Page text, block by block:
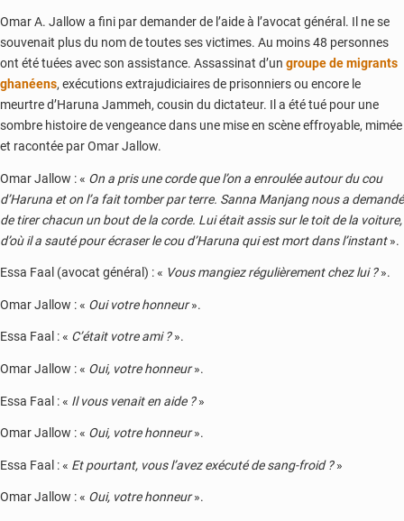
Omar A. Jallow a fini par demander de l’aide à l’avocat général. Il ne se
souvenait plus du nom de toutes ses victimes. Au moins 48 personnes
ont été tuées avec son assistance. Assassinat d’un groupe de migrants
ghanéens, exécutions extrajudiciaires de prisonniers ou encore le
meurtre d’Haruna Jammeh, cousin du dictateur. Il a été tué pour une
sombre histoire de vengeance dans une mise en scène effroyable, mimée
et racontée par Omar Jallow.
Omar Jallow : « On a pris une corde que l’on a enroulée autour du cou
d’Haruna et on l’a fait tomber par terre. Sanna Manjang nous a demandé
de tirer chacun un bout de la corde. Lui était assis sur le toit de la voiture,
d’où il a sauté pour écraser le cou d’Haruna qui est mort dans l’instant».
Essa Faal (avocat général) : « Vous mangiez régulièrement chez lui ?».
Omar Jallow : « Oui votre honneur».
Essa Faal : « C’était votre ami ?».
Omar Jallow : « Oui, votre honneur».
Essa Faal : « Il vous venait en aide ?»
Omar Jallow : « Oui, votre honneur».
Essa Faal : « Et pourtant, vous l’avez exécuté de sang-froid ?»
Omar Jallow : « Oui, votre honneur».